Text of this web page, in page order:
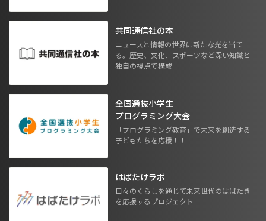
共同通信社の本
ニュースと情報の世界に新たな光を当て
る。歴史、文化、スポーツなど深い知識と
独自の視点で構成
全国選抜小学生
プログラミング大会
「プログラミング教育」で未来を創造する
子どもたちを応援！！
はばたけラボ
日々のくらしを通じて未来世代のはばたき
を応援するプロジェクト